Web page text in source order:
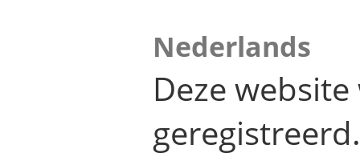
Nederlands
Deze